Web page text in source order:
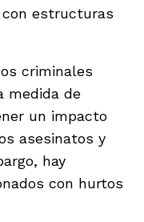
con estructuras
criminales
medida de
un impacto
asesinatos y
hay
con hurtos